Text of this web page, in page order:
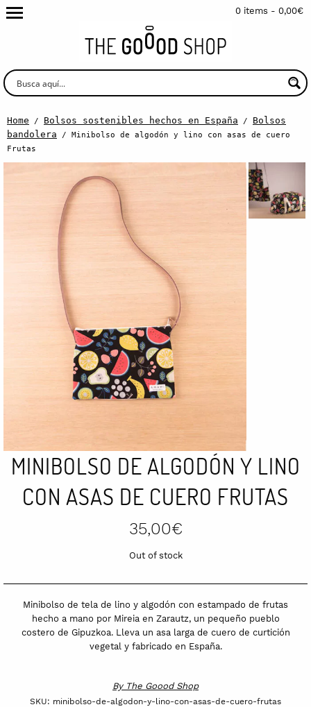
0 items - 0,00€
Home / Bolsos sostenibles hechos en España / Bolsos
bandolera / Minibolso de algodón y lino con asas de cuero
Frutas
MINIBOLSO DE ALGODÓN Y LINO
CON ASAS DE CUERO FRUTAS
35,00€
Out of stock
Minibolso de tela de lino y algodón con estampado de frutas
hecho a mano por Mireia en Zarautz, un pequeño pueblo
costero de Gipuzkoa. Lleva un asa larga de cuero de curtición
vegetal y fabricado en España.
By The Goood Shop
SKU: minibolso-de-algodon-y-lino-con-asas-de-cuero-frutas